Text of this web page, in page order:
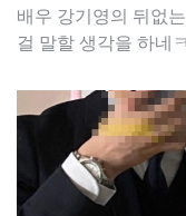
배우 강기영의 뒤없
걸 말할 생각을 하네